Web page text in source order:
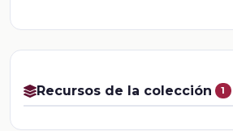
Recursos de la colección 1